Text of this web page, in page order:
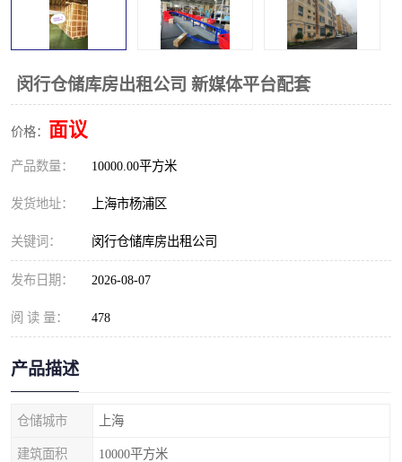
闵行仓储库房出租公司 新媒体平台配套
价格： 面议
产品数量： 10000.00平方米
发货地址： 上海市杨浦区
关键词： 闵行仓储库房出租公司
发布日期： 2026-08-07
阅 读 量： 478
产品描述
仓储城市 上海
建筑面积 10000平方米